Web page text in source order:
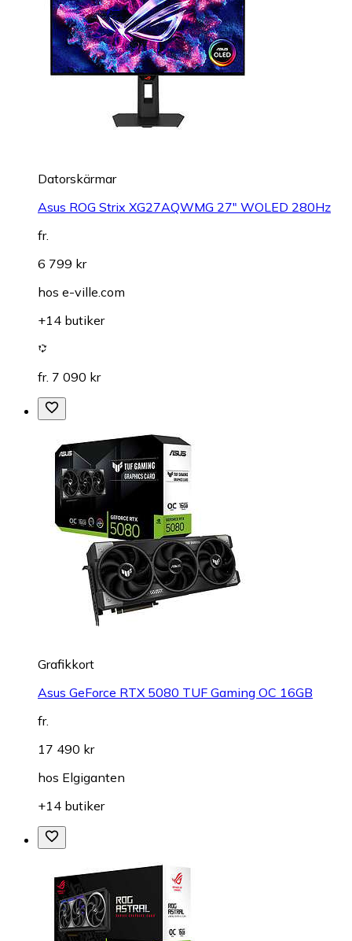
Datorskärmar
Asus ROG Strix XG27AQWMG 27" WOLED 280Hz
fr.
6 799 kr
hos e-ville.com
+14 butiker
fr. 7 090 kr
Grafikkort
Asus GeForce RTX 5080 TUF Gaming OC 16GB
fr.
17 490 kr
hos Elgiganten
+14 butiker